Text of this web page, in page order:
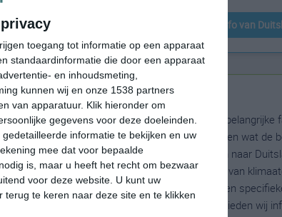
toegang tot informatie op een apparaat
standaardinformatie die door een apparaat
en inhoudsmeting,
kunnen wij en onze 1538 partners
van apparatuur. Klik hieronder om
gegevens voor deze doeleinden.
informatie te bekijken en uw
mee dat voor bepaalde
is, maar u heeft het recht om bezwaar
voor deze website. U kunt uw
te keren naar deze site en te klikken
19°C
16:00
16:00
2 W 2
klimaatinfo van
Beste reistijd
Het weer is een belangrijke
reizen. Wil je weten wat de
maanden zijn om naar
reizen? Op basis van
weersextremen en
weerinformatie bieden wij